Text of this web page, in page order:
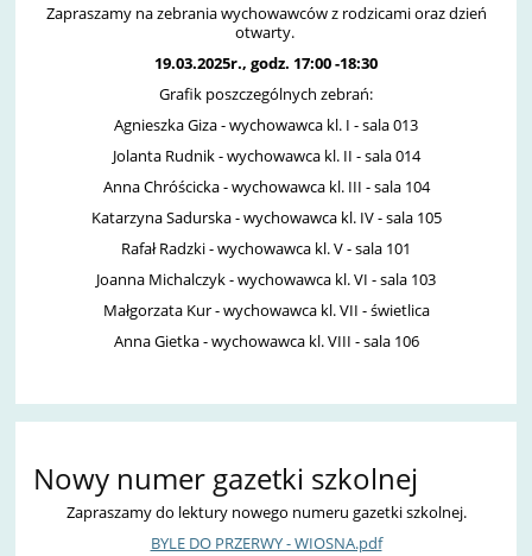
Zapraszamy na zebrania wychowawców z rodzicami oraz dzień
otwarty.
19.03.2025r., godz. 17:00 -18:30
Grafik poszczególnych zebrań:
Agnieszka Giza - wychowawca kl. I - sala 013
Jolanta Rudnik - wychowawca kl. II - sala 014
Anna Chróścicka - wychowawca kl. III - sala 104
Katarzyna Sadurska - wychowawca kl. IV - sala 105
Rafał Radzki - wychowawca kl. V - sala 101
Joanna Michalczyk - wychowawca kl. VI - sala 103
Małgorzata Kur - wychowawca kl. VII - świetlica
Anna Gietka - wychowawca kl. VIII - sala 106
Nowy numer gazetki szkolnej
Zapraszamy do lektury nowego numeru gazetki szkolnej.
BYLE DO PRZERWY - WIOSNA.pdf